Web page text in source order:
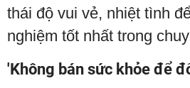
thái độ vui vẻ, nhiệt tình
nghiệm tốt nhất trong
'Không bán sức khỏe để